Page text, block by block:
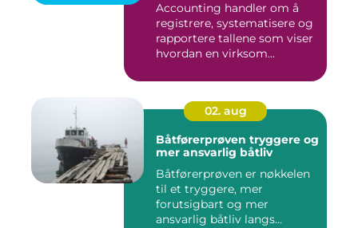
Accounting handler om å
registrere, systematisere og
rapportere tallene som viser
hvordan en virksom...
02. aug
Båtførerprøven tryggere og
mer ansvarlig båtliv
Båtførerprøven er nøkkelen
til et tryggere, mer
forutsigbart og mer
ansvarlig båtliv langs